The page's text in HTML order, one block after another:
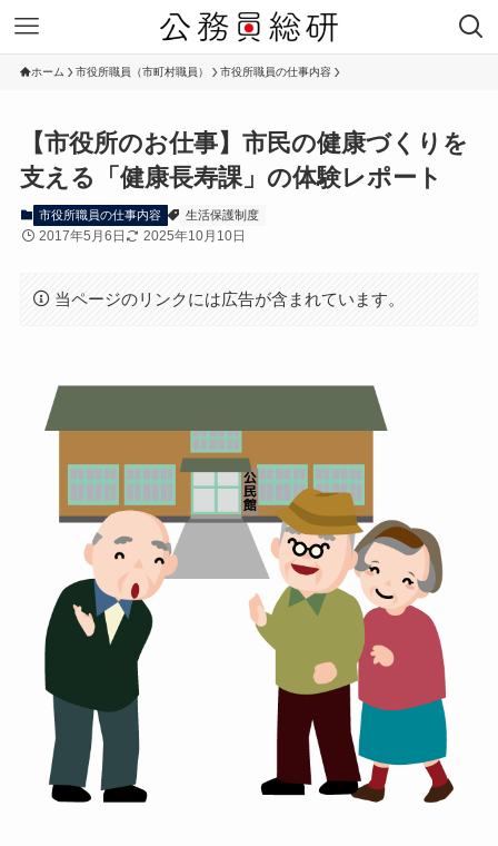
ホーム 市役所職員（市町村職員） 市役所職員の仕事内容
【市役所のお仕事】市民の健康づくりを
支える「健康長寿課」の体験レポート
市役所職員の仕事内容 生活保護制度
2017年5月6日 2025年10月10日
当ページのリンクには広告が含まれています。